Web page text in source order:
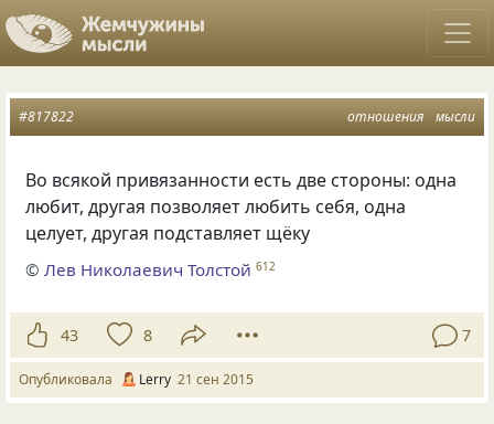
отношения мысли
#817822
Во всякой привязанности есть две стороны: одна
любит, другая позволяет любить себя, одна
целует, другая подставляет щёку
©Лев Николаевич Толстой 612
43 8 7
Опубликовала Lerry 21 сен 2015